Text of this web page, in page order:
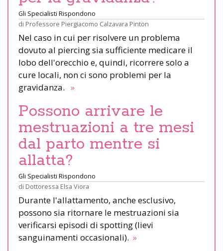
Gli Specialisti Rispondono
di Professore Piergiacomo Calzavara Pinton
Nel caso in cui per risolvere un problema
dovuto al piercing sia sufficiente medicare il
lobo dell'orecchio e, quindi, ricorrere solo a
cure locali, non ci sono problemi per la
gravidanza. »
Possono arrivare le
mestruazioni a tre mesi
dal parto mentre si
allatta?
Gli Specialisti Rispondono
di Dottoressa Elsa Viora
Durante l'allattamento, anche esclusivo,
possono sia ritornare le mestruazioni sia
verificarsi episodi di spotting (lievi
sanguinamenti occasionali). »